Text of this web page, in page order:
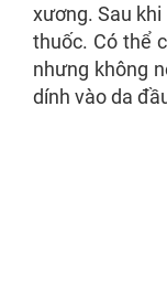
xương. Sau
thuốc. Có thể
nhưng không
dính vào da